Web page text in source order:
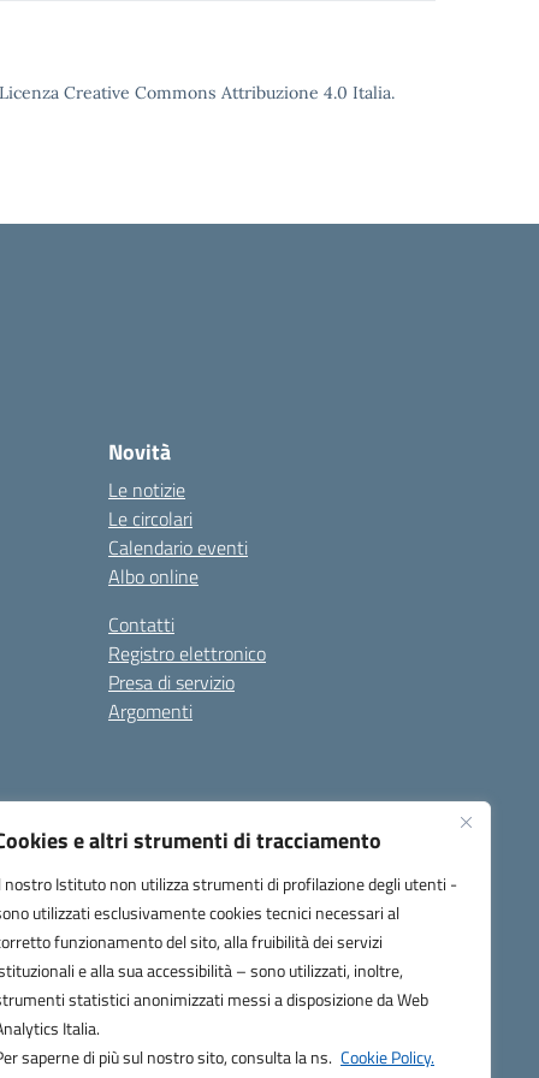
e altri strumenti di tracciamento
nostro Istituto non utilizza strumenti di profilazione degli utenti -
utilizzati esclusivamente cookies tecnici necessari al
funzionamento del sito, alla fruibilità dei servizi
e alla sua accessibilità – sono utilizzati, inoltre,
statistici anonimizzati messi a disposizione da Web
Italia.
saperne di più sul nostro sito, consulta la ns. Cookie Policy.
Creative Commons Attribuzione 4.0 Italia.
Novità
Le notizie
Le circolari
Calendario eventi
Albo online
Contatti
Registro elettronico
Presa di servizio
Argomenti